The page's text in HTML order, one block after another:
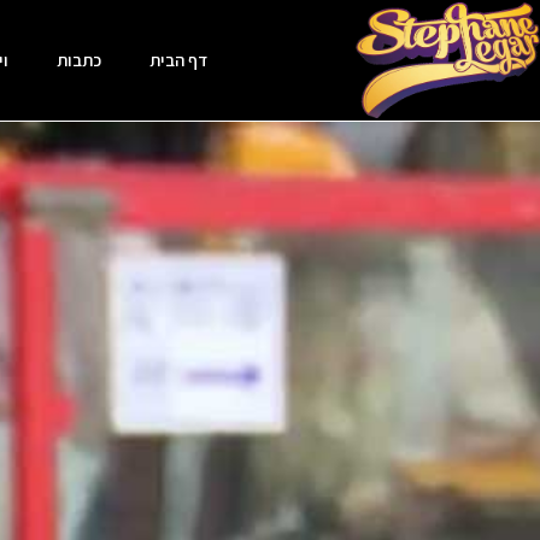
דף הבית כתבות